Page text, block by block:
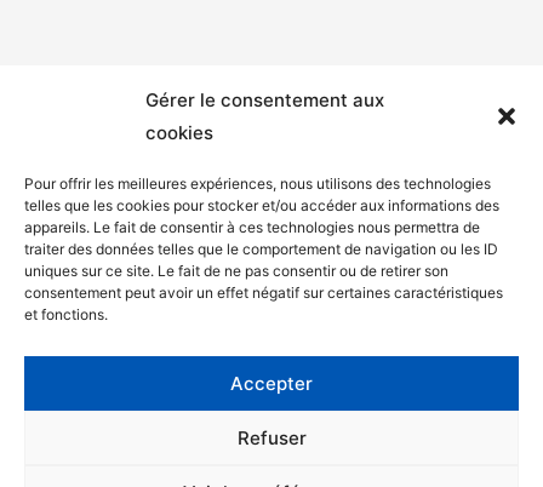
Gérer le consentement aux
cookies
Pour offrir les meilleures expériences, nous utilisons des technologies
telles que les cookies pour stocker et/ou accéder aux informations des
appareils. Le fait de consentir à ces technologies nous permettra de
traiter des données telles que le comportement de navigation ou les ID
uniques sur ce site. Le fait de ne pas consentir ou de retirer son
consentement peut avoir un effet négatif sur certaines caractéristiques
et fonctions.
Accepter
Refuser
Mentions légales
Politique de confidentialité